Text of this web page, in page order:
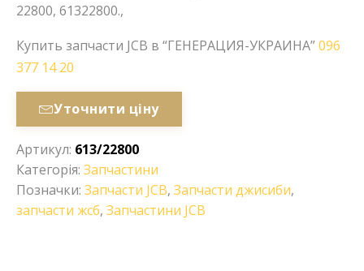
22800, 61322800.,
Купить запчасти JCB в “ГЕНЕРАЦИЯ-УКРАИНА”096
377 14 20
Уточнити ціну
Артикул: 613/22800
Категорія: Запчастини
Позначки: Запчасти JCB, Запчасти джисиби,
запчасти жсб, Запчастини JCB